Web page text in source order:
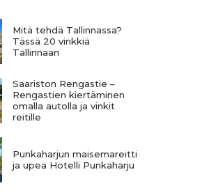
Mitä tehdä Tallinnassa?
Tässä 20 vinkkiä
Tallinnaan
Saariston Rengastie –
Rengastien kiertäminen
omalla autolla ja vinkit
reitille
Punkaharjun maisemareitti
ja upea Hotelli Punkaharju